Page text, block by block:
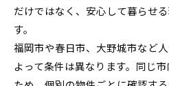
だけではなく、安心して暮らせ
す。
福岡市や春日市、大野城市など
よって条件は異なります。同じ